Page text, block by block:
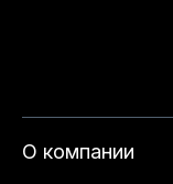
О компании